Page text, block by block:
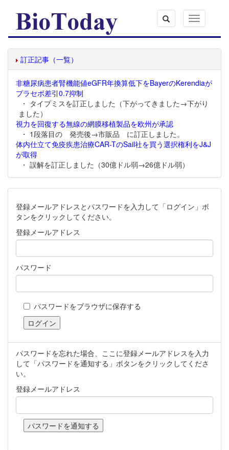
Toggle
navigation
訂正記事（一覧）
非糖尿病患者腎機能値eGFR年換算低下をBayerのKerendiaが
プラセボ差引0.7抑制
・ タイプミスを訂正しました（下がってきました→下がり
ました）
視力を回復する無線の網膜移植製品を欧州が承認
・ 1段落目の 発売後→市販品 に訂正しました。
体内仕立て免疫疾患治療CAR-TのSail社を買う選択権利をJ&J
が取得
・ 誤解を訂正しました（30億ドル弱→26億ドル弱）
登録メールアドレスとパスワードを入力して「ログイン」ボ
タンをクリックしてください。
登録メールアドレス
パスワード
パスワードをブラウザに保存する
パスワードを忘れた場合、ここに登録メールアドレスを入力
して「パスワードを通知する」ボタンをクリックしてくださ
い。
登録メールアドレス